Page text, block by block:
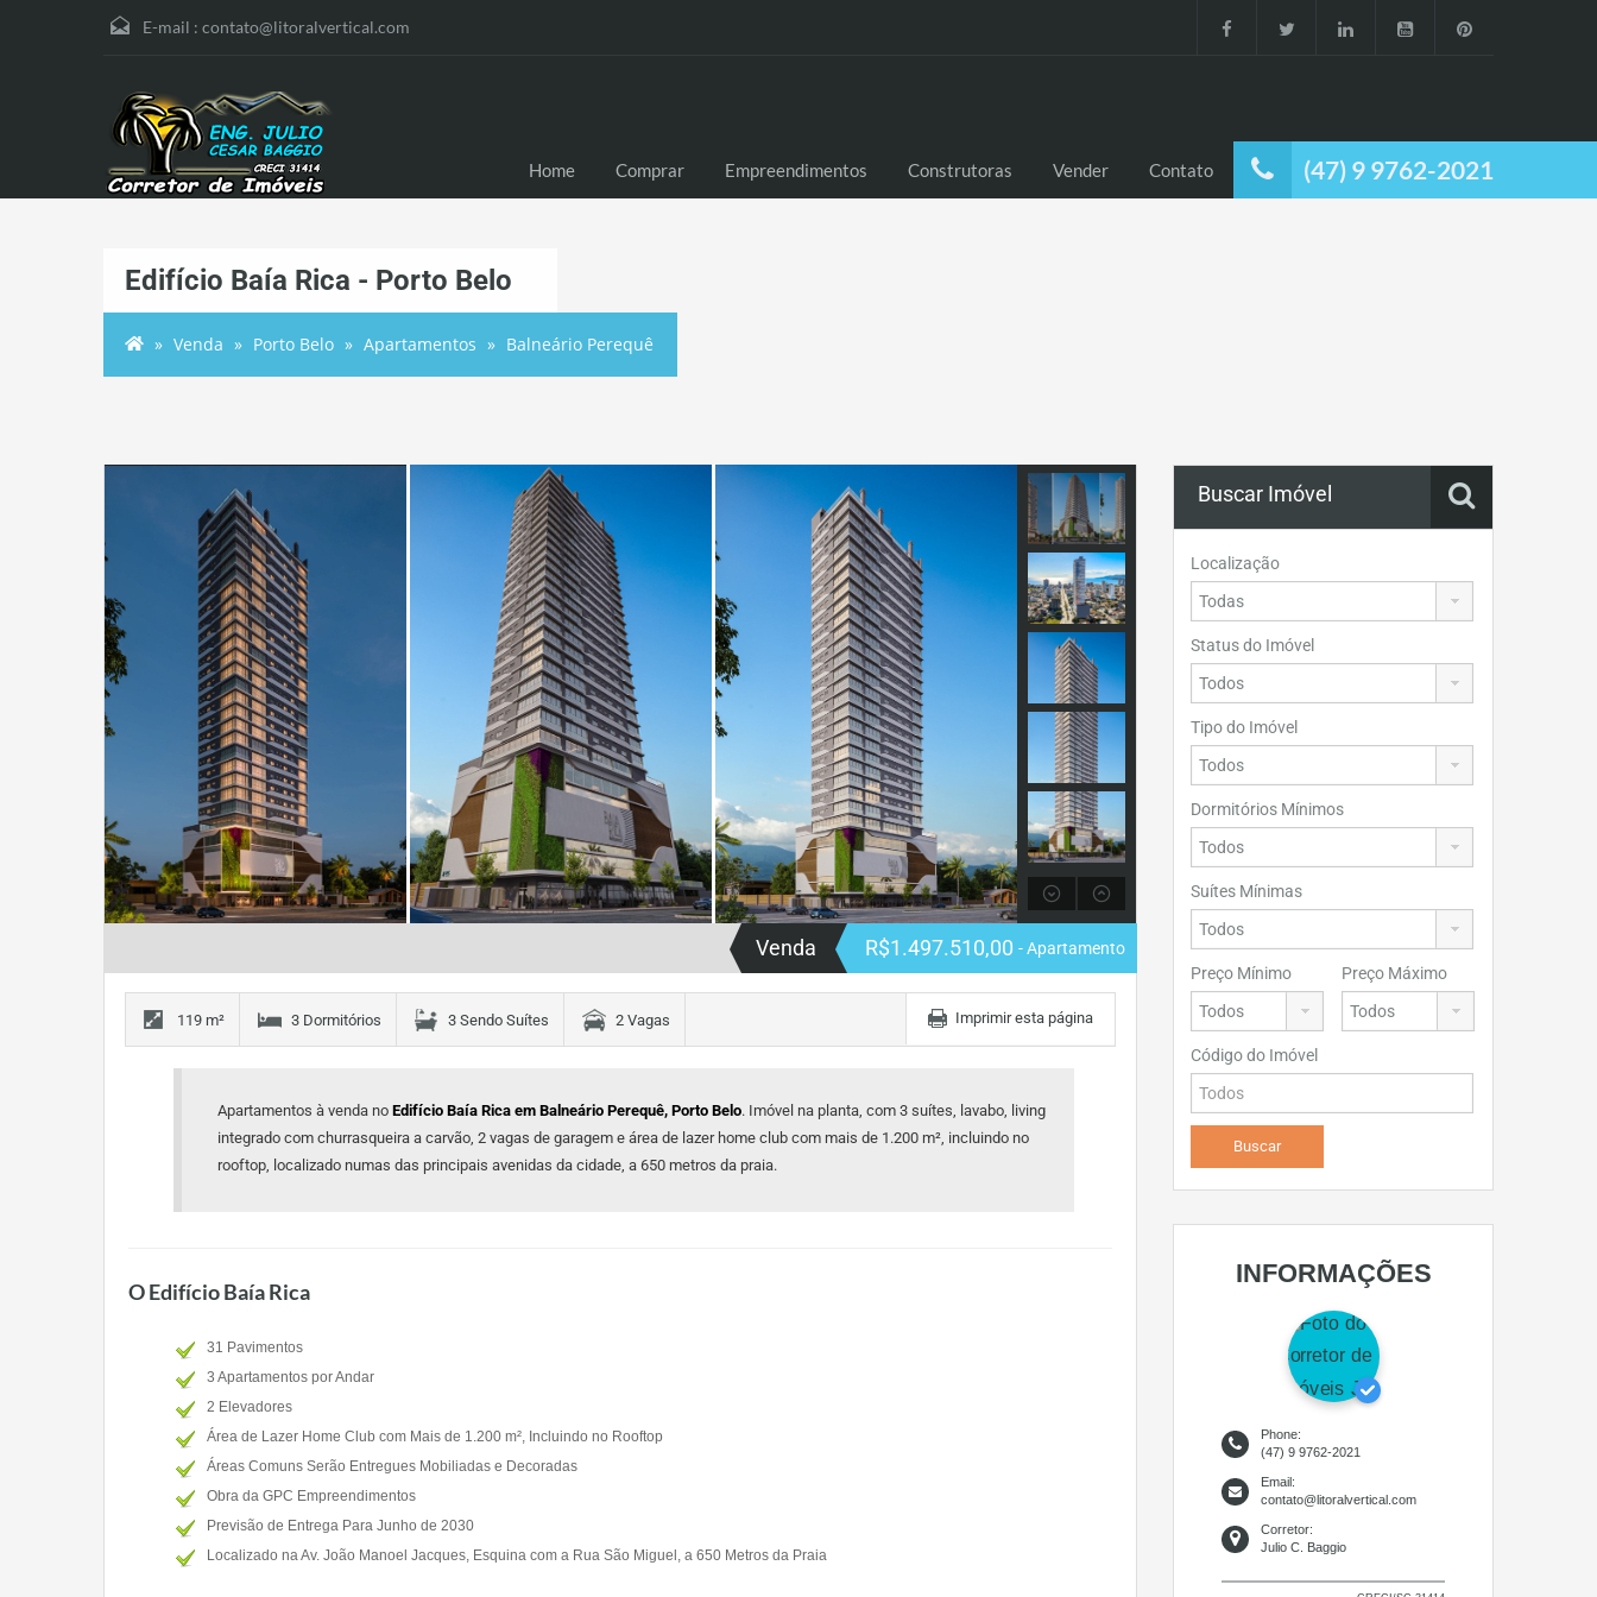
E-mail : contato@litoralvertical.com
(47) 9 9762-2021
Home Comprar Empreendimentos Construtoras Vender Contato
Edifício Baía Rica - Porto Belo
Venda Porto Belo Apartamentos Balneário Perequê
Venda R$1.497.510,00 - Apartamento
119 m² 3 Dormitórios 3 Sendo Suítes 2 Vagas Imprimir esta página
Apartamentos à venda no Edifício Baía Rica em Balneário Perequê, Porto Belo. Imóvel na planta, com 3 suítes, lavabo, living
integrado com churrasqueira a carvão, 2 vagas de garagem e área de lazer home club com mais de 1.200 m², incluindo no
rooftop, localizado numas das principais avenidas da cidade, a 650 metros da praia.
O Edifício Baía Rica
31 Pavimentos
3 Apartamentos por Andar
2 Elevadores
Área de Lazer Home Club com Mais de 1.200 m², Incluindo no Rooftop
Áreas Comuns Serão Entregues Mobiliadas e Decoradas
Obra da GPC Empreendimentos
Previsão de Entrega Para Junho de 2030
Localizado na Av. João Manoel Jacques, Esquina com a Rua São Miguel, a 650 Metros da Praia
Buscar Imóvel
Localização
Status do Imóvel
Tipo do Imóvel
Dormitórios Mínimos
Suítes Mínimas
Preço Mínimo Preço Máximo
Código do Imóvel
INFORMAÇÕES
Phone:
(47) 9 9762-2021
Email:
contato@litoralvertical.com
Corretor:
Julio C. Baggio